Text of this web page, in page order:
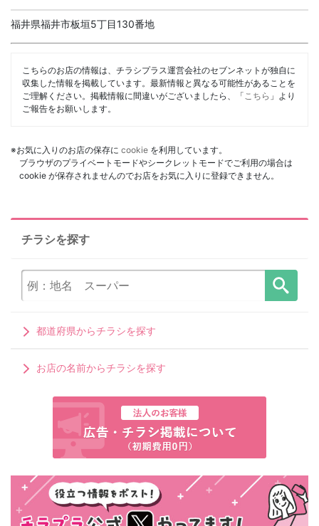
福井県福井市板垣5丁目130番地
こちらのお店の情報は、チラシプラス運営会社のセブンネットが独自に
収集した情報を掲載しています。最新情報と異なる可能性があることを
ご理解ください。掲載情報に間違いがございましたら、「 こちら 」より
ご報告をお願いします。
※お気に入りのお店の保存に cookie を利用しています。
ブラウザのプライベートモードやシークレットモードでご利用の場合は
cookie が保存されませんのでお店をお気に入りに登録できません。
チラシを探す
都道府県からチラシを探す
お店の名前からチラシを探す